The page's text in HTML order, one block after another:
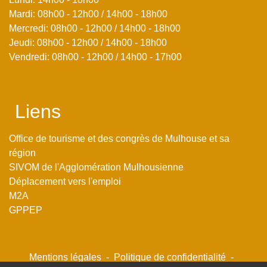
Mardi: 08h00 - 12h00 / 14h00 - 18h00
Mercredi: 08h00 - 12h00 / 14h00 - 18h00
Jeudi: 08h00 - 12h00 / 14h00 - 18h00
Vendredi: 08h00 - 12h00 / 14h00 - 17h00
Liens
Office de tourisme et des congrès de Mulhouse et sa
région
SIVOM de l'Agglomération Mulhousienne
Déplacement vers l'emploi
M2A
GPPEP
Mentions légales - Politique de confidentialité -